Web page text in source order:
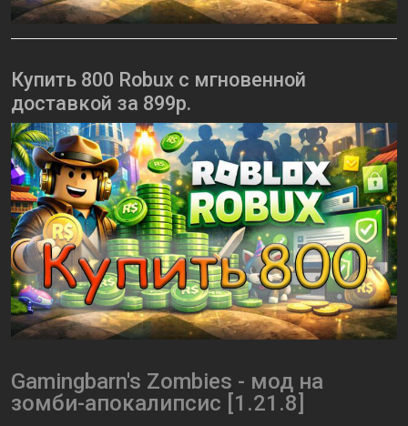
Купить 800 Robux с мгновенной
доставкой за 899р.
Gamingbarn's Zombies - мод на
зомби-апокалипсис [1.21.8]